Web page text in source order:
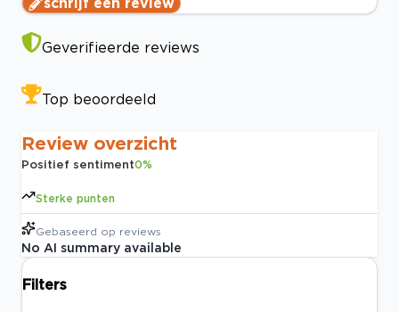
Geverifieerde reviews
Top beoordeeld
Review overzicht
Positief sentiment0%
Sterke punten
Gebaseerd op reviews
No AI summary available
Filters